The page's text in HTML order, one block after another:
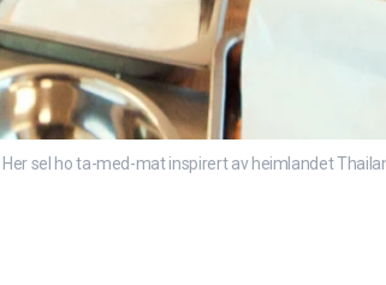
sel ho ta-med-mat inspirert av heimlandet